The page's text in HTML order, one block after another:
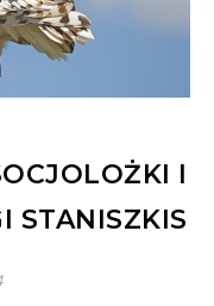
I
STANISZKIS